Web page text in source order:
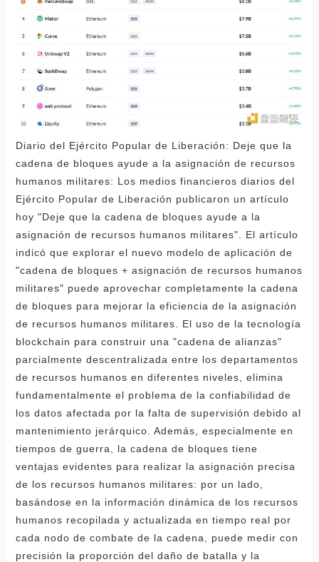
Diario del Ejército Popular de Liberación: Deje que la
cadena de bloques ayude a la asignación de recursos
humanos militares: Los medios financieros diarios del
Ejército Popular de Liberación publicaron un artículo
hoy "Deje que la cadena de bloques ayude a la
asignación de recursos humanos militares". El artículo
indicó que explorar el nuevo modelo de aplicación de
"cadena de bloques + asignación de recursos humanos
militares" puede aprovechar completamente la cadena
de bloques para mejorar la eficiencia de la asignación
de recursos humanos militares. El uso de la tecnología
blockchain para construir una "cadena de alianzas"
parcialmente descentralizada entre los departamentos
de recursos humanos en diferentes niveles, elimina
fundamentalmente el problema de la confiabilidad de
los datos afectada por la falta de supervisión debido al
mantenimiento jerárquico. Además, especialmente en
tiempos de guerra, la cadena de bloques tiene
ventajas evidentes para realizar la asignación precisa
de los recursos humanos militares: por un lado,
basándose en la información dinámica de los recursos
humanos recopilada y actualizada en tiempo real por
cada nodo de combate de la cadena, puede medir con
precisión la proporción del daño de batalla y la